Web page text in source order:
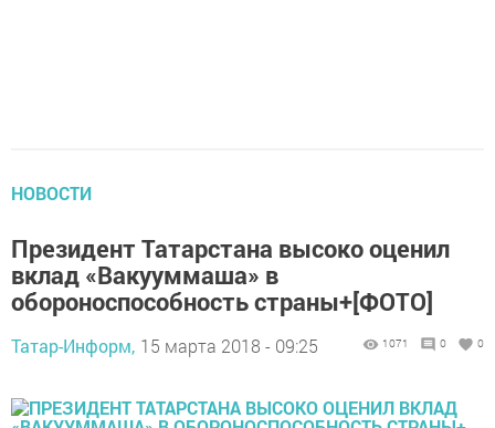
НОВОСТИ
Президент Татарстана высоко оценил
вклад «Вакууммаша» в
обороноспособность страны+[ФОТО]
Татар-Информ, 15 марта 2018 - 09:25 1071 0 0